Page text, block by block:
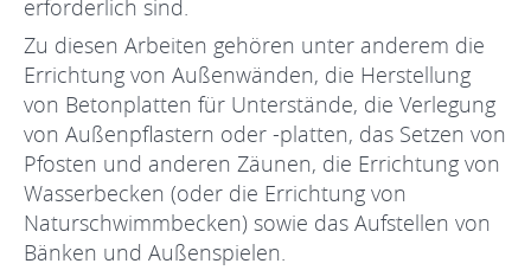
erforderlich sind.
Zu diesen Arbeiten gehören unter anderem die
Errichtung von Außenwänden, die Herstellung
von Betonplatten für Unterstände, die Verlegung
von Außenpflastern oder -platten, das Setzen von
Pfosten und anderen Zäunen, die Errichtung von
Wasserbecken (oder die Errichtung von
Naturschwimmbecken) sowie das Aufstellen von
Bänken und Außenspielen.